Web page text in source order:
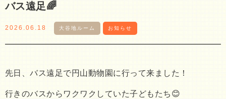
バス遠足🌈
2026.06.18 大谷地ルーム お知らせ
先日、バス遠足で円山動物園に行って来ました！
行きのバスからワクワクしていた子どもたち😊